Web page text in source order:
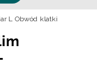
L Obwód klatki